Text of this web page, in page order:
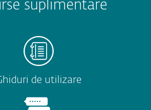
suplimentare
de utilizare